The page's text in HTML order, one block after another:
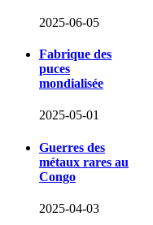
2025-06-05
Fabrique des
puces
mondialisée
2025-05-01
Guerres des
métaux rares au
Congo
2025-04-03